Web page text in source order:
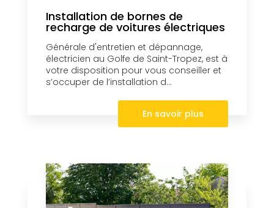
Installation de bornes de
recharge de voitures électriques
Générale d'entretien et dépannage,
électricien au Golfe de Saint-Tropez, est à
votre disposition pour vous conseiller et
s’occuper de l’installation d...
En savoir plus